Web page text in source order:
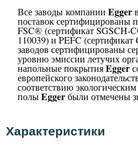
Все заводы компании Egger
поставок сертифицированы
FSC® (сертификат SGSCH-
110039) и PEFC
заводов сертифицированы
уровню эмиссии летучих
напольные покрытияEgger
европейского
соответствию
полыEggerбыли отмечены
Характеристики